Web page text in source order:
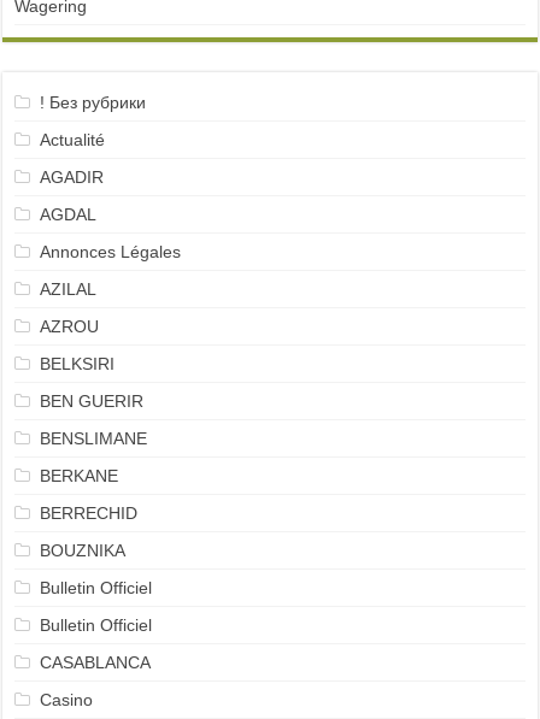
Wagering
! Без рубрики
Actualité
AGADIR
AGDAL
Annonces Légales
AZILAL
AZROU
BELKSIRI
BEN GUERIR
BENSLIMANE
BERKANE
BERRECHID
BOUZNIKA
Bulletin Officiel
Bulletin Officiel
CASABLANCA
Casino